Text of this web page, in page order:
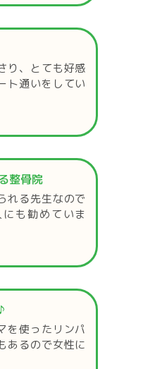
り、とても好感
ト通いをしてい
整骨院
れる先生なので
も勧めていま
を使ったリンパ
あるので女性に